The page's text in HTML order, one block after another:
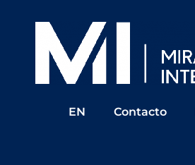
EN Contacto